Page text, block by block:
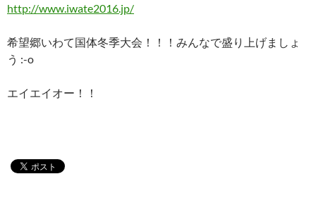
http://www.iwate2016.jp/
希望郷いわて国体冬季大会！！！みんなで盛り上げましょ
う :-o
エイエイオー！！